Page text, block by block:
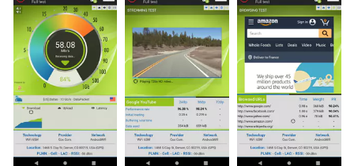
πραγματικές συνθήκες, απευθείας στο πεδίο. Αν
θέλετε να συμμετάσχετε επίσης, το μόνο που έχετε
να κάνετε είναι να κατεβάσετε την εφαρμογή nPerf
στο smartphone σας.Όσο περισσότερα δεδομένα
υπάρχουν, τόσο πιο ολοκληρωμένοι θα είναι οι
χάρτες!